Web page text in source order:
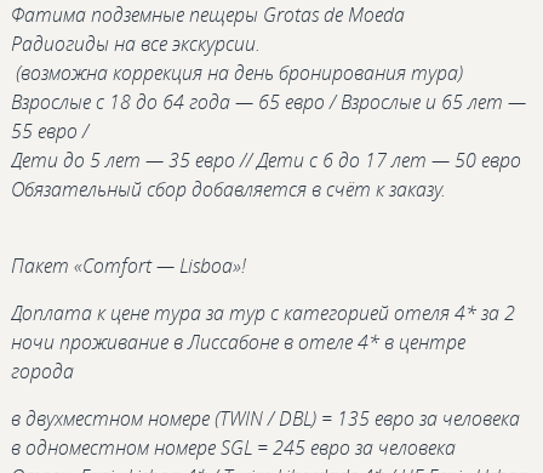
Фатима подземные пещеры Grotas de Moeda
Радиогиды на все экскурсии.
(возможна коррекция на день бронирования тура)
Взрослые c 18 до 64 года — 65 евро / Взрослые и 65 лет —
55 евро /
Дети до 5 лет — 35 евро // Дети с 6 до 17 лет — 50 евро
Обязательный сбор добавляется в счёт к заказу.
Пакет «Comfort — Lisboa»!
Доплата к цене тура за тур с категорией отеля 4* за 2
ночи проживание в Лиссабоне в отеле 4* в центре
города
в двухместном номере (TWIN / DBL) = 135 евро за человека
в одноместном номере SGL = 245 евро за человека